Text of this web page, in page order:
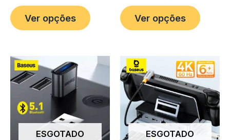
Ver opções Ver opções
ESGOTADO ESGOTADO